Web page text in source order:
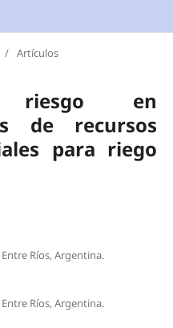
/ Artículos
riesgo en
de recursos
para riego
Ríos, Argentina.
Ríos, Argentina.